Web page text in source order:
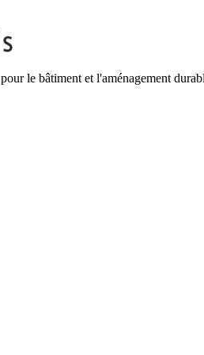
le bâtiment et l'aménagement